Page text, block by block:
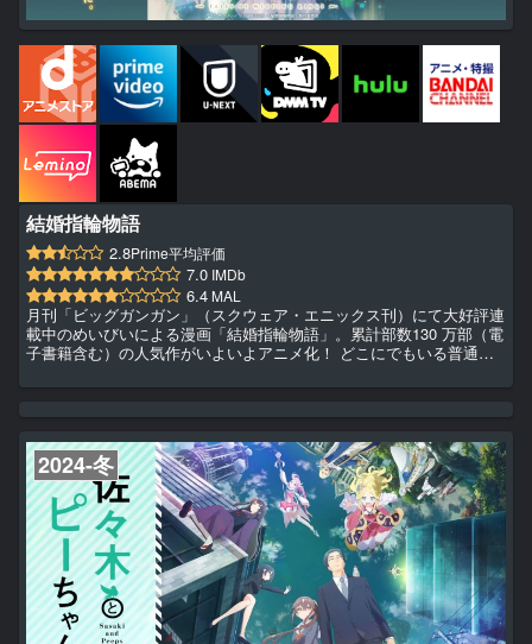
結婚指輪物語
2.8Prime平均評価
7.0 IMDb
6.4 MAL
月刊「ビッグガンガン」（スクウェア・エニックス刊）にて大好評連
載中のめいびいによる漫画「結婚指輪物語」。累計部数130 万部（電
子書籍含む）の人気作がいよいよアニメ化！ どこにでもいる普通の
したある日、サトウはヒメから遠いところへ引っ越さなくてはならな
に 5 人存在する「指輪の姫君」のひとりだったのだ。サトウはヒ...
2024-冬